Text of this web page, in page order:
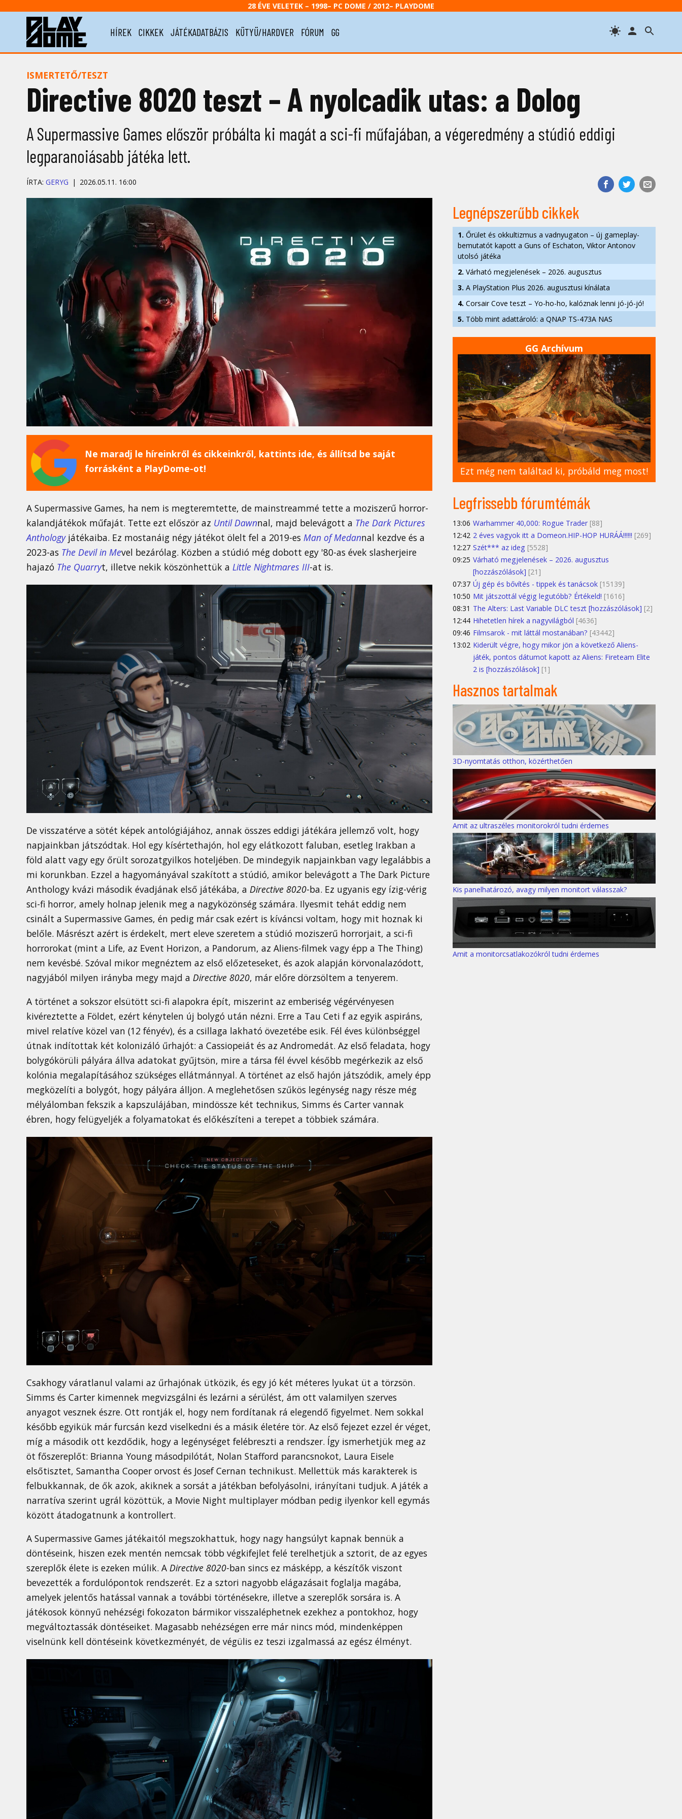
28 ÉVE VELETEK – 1998– PC DOME / 2012– PLAYDOME
HÍREK CIKKEK JÁTÉKADATBÁZIS KÜTYÜ/HARDVER FÓRUM GG
ISMERTETŐ/TESZT
Directive 8020 teszt – A nyolcadik utas: a Dolog
A Supermassive Games először próbálta ki magát a sci-fi műfajában, a végeredmény a stúdió eddigi
legparanoiásabb játéka lett.
ÍRTA: GERYG 2026.05.11. 16:00
Ne maradj le híreinkről és cikkeinkről, kattints ide, és állítsd be saját
forrásként a PlayDome-ot!
A Supermassive Games, ha nem is megteremtette, de mainstreammé tette a moziszerű horror-
kalandjátékok műfaját. Tette ezt először az Until Dawnnal, majd belevágott a The Dark Pictures
Anthologyjátékaiba. Ez mostanáig négy játékot ölelt fel a 2019-es Man of Medannal kezdve és a
2023-as The Devil in Mevel bezárólag. Közben a stúdió még dobott egy '80-as évek slasherjeire
hajazó The Quarryt, illetve nekik köszönhettük a Little Nightmares III-at is.
De visszatérve a sötét képek antológiájához, annak összes eddigi játékára jellemző volt, hogy
napjainkban játszódtak. Hol egy kísértethajón, hol egy elátkozott faluban, esetleg Irakban a
föld alatt vagy egy őrült sorozatgyilkos hoteljében. De mindegyik napjainkban vagy legalábbis a
mi korunkban. Ezzel a hagyományával szakított a stúdió, amikor belevágott a The Dark Picture
Anthology kvázi második évadjának első játékába, a Directive 8020-ba. Ez ugyanis egy ízig-vérig
sci-fi horror, amely holnap jelenik meg a nagyközönség számára. Ilyesmit tehát eddig nem
csinált a Supermassive Games, én pedig már csak ezért is kíváncsi voltam, hogy mit hoznak ki
belőle. Másrészt azért is érdekelt, mert eleve szeretem a stúdió moziszerű horrorjait, a sci-fi
horrorokat (mint a Life, az Event Horizon, a Pandorum, az Aliens-filmek vagy épp a The Thing)
nem kevésbé. Szóval mikor megnéztem az első előzeteseket, és azok alapján körvonalazódott,
nagyjából milyen irányba megy majd a Directive 8020, már előre dörzsöltem a tenyerem.
A történet a sokszor elsütött sci-fi alapokra épít, miszerint az emberiség végérvényesen
kivéreztette a Földet, ezért kénytelen új bolygó után nézni. Erre a Tau Ceti f az egyik aspiráns,
mivel relatíve közel van (12 fényév), és a csillaga lakható övezetébe esik. Fél éves különbséggel
útnak indítottak két kolonizáló űrhajót: a Cassiopeiát és az Andromedát. Az első feladata, hogy
bolygókörüli pályára állva adatokat gyűjtsön, mire a társa fél évvel később megérkezik az első
kolónia megalapításához szükséges ellátmánnyal. A történet az első hajón játszódik, amely épp
megközelíti a bolygót, hogy pályára álljon. A meglehetősen szűkös legénység nagy része még
mélyálomban fekszik a kapszulájában, mindössze két technikus, Simms és Carter vannak
ébren, hogy felügyeljék a folyamatokat és előkészíteni a terepet a többiek számára.
Csakhogy váratlanul valami az űrhajónak ütközik, és egy jó két méteres lyukat üt a törzsön.
Simms és Carter kimennek megvizsgálni és lezárni a sérülést, ám ott valamilyen szerves
anyagot vesznek észre. Ott rontják el, hogy nem fordítanak rá elegendő figyelmet. Nem sokkal
később egyikük már furcsán kezd viselkedni és a másik életére tör. Az első fejezet ezzel ér véget,
míg a második ott kezdődik, hogy a legénységet felébreszti a rendszer. Így ismerhetjük meg az
öt főszereplőt: Brianna Young másodpilótát, Nolan Stafford parancsnokot, Laura Eisele
elsőtisztet, Samantha Cooper orvost és Josef Cernan technikust. Mellettük más karakterek is
felbukkannak, de ők azok, akiknek a sorsát a játékban befolyásolni, irányítani tudjuk. A játék a
narratíva szerint ugrál közöttük, a Movie Night multiplayer módban pedig ilyenkor kell egymás
között átadogatnunk a kontrollert.
A Supermassive Games játékaitól megszokhattuk, hogy nagy hangsúlyt kapnak bennük a
döntéseink, hiszen ezek mentén nemcsak több végkifejlet felé terelhetjük a sztorit, de az egyes
szereplők élete is ezeken múlik. A Directive 8020-ban sincs ez másképp, a készítők viszont
bevezették a fordulópontok rendszerét. Ez a sztori nagyobb elágazásait foglalja magába,
amelyek jelentős hatással vannak a további történésekre, illetve a szereplők sorsára is. A
játékosok könnyű nehézségi fokozaton bármikor visszaléphetnek ezekhez a pontokhoz, hogy
megváltoztassák döntéseiket. Magasabb nehézségen erre már nincs mód, mindenképpen
viselnünk kell döntéseink következményét, de végülis ez teszi izgalmassá az egész élményt.
Legnépszerűbb cikkek
1. Őrület és okkultizmus a vadnyugaton – új gameplay-
bemutatót kapott a Guns of Eschaton, Viktor Antonov
utolsó játéka
2. Várható megjelenések – 2026. augusztus
3. A PlayStation Plus 2026. augusztusi kínálata
4. Corsair Cove teszt – Yo-ho-ho, kalóznak lenni jó-jó-jó!
5. Több mint adattároló: a QNAP TS-473A NAS
GG Archívum
Ezt még nem találtad ki, próbáld meg most!
Legfrissebb fórumtémák
13:06 Warhammer 40,000: Rogue Trader [88]
12:42 2 éves vagyok itt a Domeon.HIP-HOP HURÁÁ!!!!!! [269]
12:27 Szét*** az ideg [5528]
09:25 Várható megjelenések – 2026. augusztus
[hozzászólások] [21]
07:37 Új gép és bővítés - tippek és tanácsok [15139]
10:50 Mit játszottál végig legutóbb? Értékeld! [1616]
08:31 The Alters: Last Variable DLC teszt [hozzászólások] [2]
12:44 Hihetetlen hírek a nagyvilágból [4636]
09:46 Filmsarok - mit láttál mostanában? [43442]
13:02 Kiderült végre, hogy mikor jön a következő Aliens-
játék, pontos dátumot kapott az Aliens: Fireteam Elite
2 is [hozzászólások] [1]
Hasznos tartalmak
3D-nyomtatás otthon, közérthetően
Amit az ultraszéles monitorokról tudni érdemes
Kis panelhatározó, avagy milyen monitort válasszak?
Amit a monitorcsatlakozókról tudni érdemes